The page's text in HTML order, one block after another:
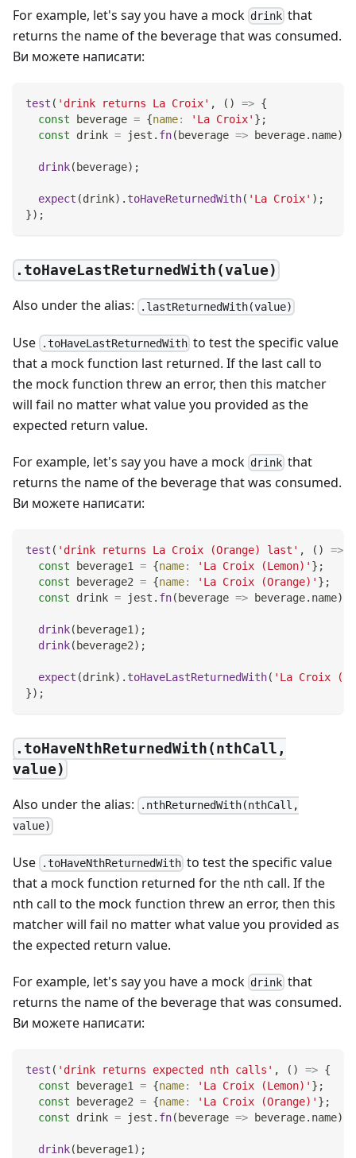
For example, let's say you have a mock drink that
returns the name of the beverage that was consumed.
Ви можете написати:
test ( 'drink returns La Croix' , ( ) => {
const beverage = {name: 'La Croix' } ;
const drink = jest . fn( beverage => beverage. name)
drink( beverage) ;
expect (drink) . toHaveReturnedWith( 'La Croix' ) ;
}) ;
.toHaveLastReturnedWith(value)
Also under the alias: .lastReturnedWith(value)
Use .toHaveLastReturnedWith to test the specific value
that a mock function last returned. If the last call to
the mock function threw an error, then this matcher
will fail no matter what value you provided as the
expected return value.
For example, let's say you have a mock drink that
returns the name of the beverage that was consumed.
Ви можете написати:
test ( 'drink returns La Croix (Orange) last' , ( ) =>
const beverage1 = {name: 'La Croix (Lemon)' } ;
const beverage2 = {name: 'La Croix (Orange)' } ;
const drink = jest . fn( beverage => beverage. name)
drink( beverage1 ) ;
drink( beverage2) ;
expect (drink) . toHaveLastReturnedWith( 'La Croix
}) ;
.toHaveNthReturnedWith(nthCall,
value)
Also under the alias:
.nthReturnedWith(nthCall,
value)
Use .toHaveNthReturnedWith to test the specific value
that a mock function returned for the nth call. If the
nth call to the mock function threw an error, then this
matcher will fail no matter what value you provided as
the expected return value.
For example, let's say you have a mock drink that
returns the name of the beverage that was consumed.
Ви можете написати:
test ( 'drink returns expected nth calls' , ( ) => {
const beverage1 = {name: 'La Croix (Lemon)' } ;
const beverage2 = {name: 'La Croix (Orange)' } ;
const drink = jest . fn( beverage => beverage. name)
drink( beverage1 ) ;